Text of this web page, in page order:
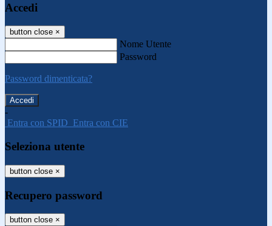
Accedi
button close ×
Nome Utente
Password
Password dimenticata?
-
Entra con SPID Entra con CIE
Seleziona utente
button close ×
Recupero password
button close ×